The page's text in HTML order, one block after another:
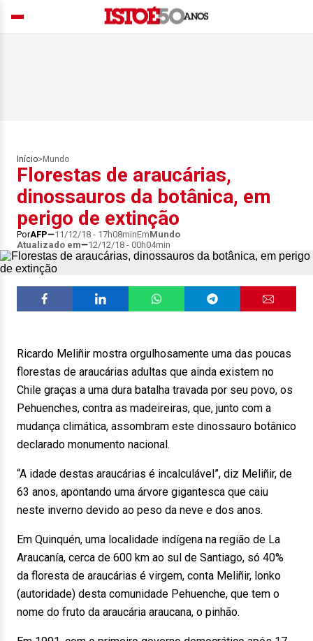
Início> Mundo
Florestas de araucárias,
dinossauros da botânica, em
perigo de extinção
PorAFP 11/12/18 - 17h08minEmMundo
Atualizado em
12/12/18 - 00h04min
Ricardo Meliñir mostra orgulhosamente uma das poucas
florestas de araucárias adultas que ainda existem no
Chile graças a uma dura batalha travada por seu povo, os
Pehuenches, contra as madeireiras, que, junto com a
mudança climática, assombram este dinossauro botânico
declarado monumento nacional.
“A idade destas araucárias é incalculável”, diz Meliñir, de
63 anos, apontando uma árvore gigantesca que caiu
neste inverno devido ao peso da neve e dos anos.
Em Quinquén, uma localidade indígena na região de La
Araucanía, cerca de 600 km ao sul de Santiago, só 40%
da floresta de araucárias é virgem, conta Meliñir, lonko
(autoridade) desta comunidade Pehuenche, que tem o
nome do fruto da araucária araucana, o pinhão.